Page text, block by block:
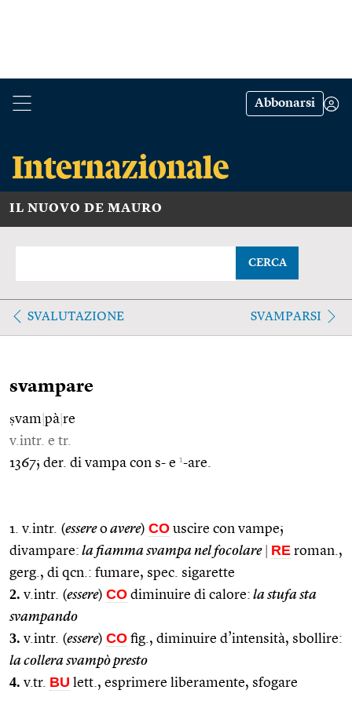
Abbonarsi
IL NUOVO DE MAURO
CERCA
SVALUTAZIONE SVAMPARSI
svampare
ṣvam pà re
v.intr. e tr.
1367; der. di vampa con s- e 1-are.
1. v.intr. (essereo avere) CO uscire con vampe;
divampare: la fiamma svampa nel focolare RE roman.,
gerg., di qcn.: fumare, spec. sigarette
2. v.intr. (essere) CO diminuire di calore: la stufa sta
svampando
3. v.intr. (essere) CO fig., diminuire d’intensità, sbollire:
la collera svampò presto
4. v.tr. BU lett., esprimere liberamente, sfogare